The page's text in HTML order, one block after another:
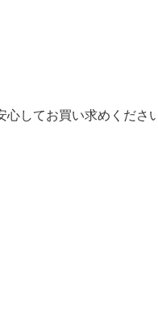
心してお買い求めくださ